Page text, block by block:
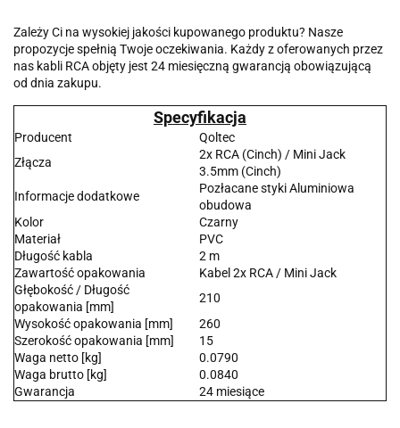
Zależy Ci na wysokiej jakości kupowanego produktu? Nasze
propozycje spełnią Twoje oczekiwania. Każdy z oferowanych przez
nas kabli RCA objęty jest 24 miesięczną gwarancją obowiązującą
od dnia zakupu.
Specyfikacja
Producent
Qoltec
Złącza
2x RCA (Cinch) / Mini Jack
3.5mm (Cinch)
Informacje dodatkowe
Pozłacane styki Aluminiowa
obudowa
Kolor
Czarny
Materiał
PVC
Długość kabla
2 m
Zawartość opakowania
Kabel 2x RCA / Mini Jack
Głębokość / Długość
opakowania [mm]
210
Wysokość opakowania [mm]
260
Szerokość opakowania [mm]
15
Waga netto [kg]
0.0790
Waga brutto [kg]
0.0840
Gwarancja
24 miesiące